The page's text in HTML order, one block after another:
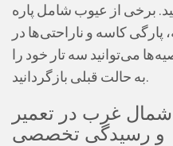
برخی از عیوب شامل پاره
کاسه و ناراحتی‌ها در
می‌توانید سه تار خود را
به حالت قبلی بازگردانید.
غرب در تعمیر
و رسیدگی تخصصی